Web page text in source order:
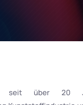
seit über 20